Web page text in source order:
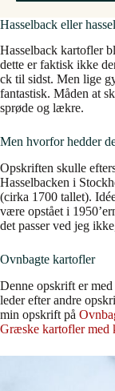
Hasselback eller
Hasselback kartofler
dette er faktisk ikke
ck til sidst. Men lige
fantastisk. Måden at
sprøde og lækre.
Men hvorfor hedder
Opskriften skulle
Hasselbacken i
(cirka 1700 tallet).
være opstået i
det passer ved jeg
Ovnbagte kartofler
Denne opskrift er
leder efter andre
min opskrift på
Græske kartofler med